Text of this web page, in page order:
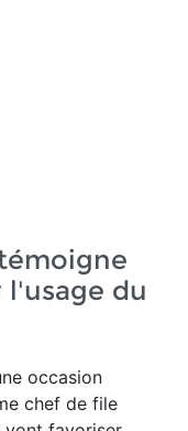
l'usage du
occasion
chef de file